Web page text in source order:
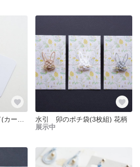
水引 卯のポチ袋(3枚組) 花柄
展示中